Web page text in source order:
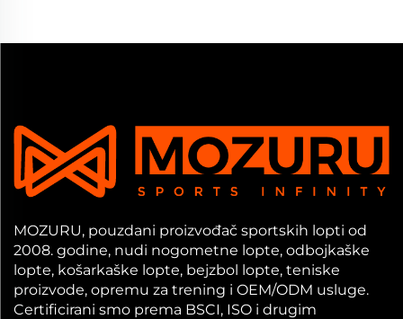
MOZURU, pouzdani proizvođač sportskih lopti od
2008. godine, nudi nogometne lopte, odbojkaške
lopte, košarkaške lopte, bejzbol lopte, teniske
proizvode, opremu za trening i OEM/ODM usluge.
Certificirani smo prema BSCI, ISO i drugim